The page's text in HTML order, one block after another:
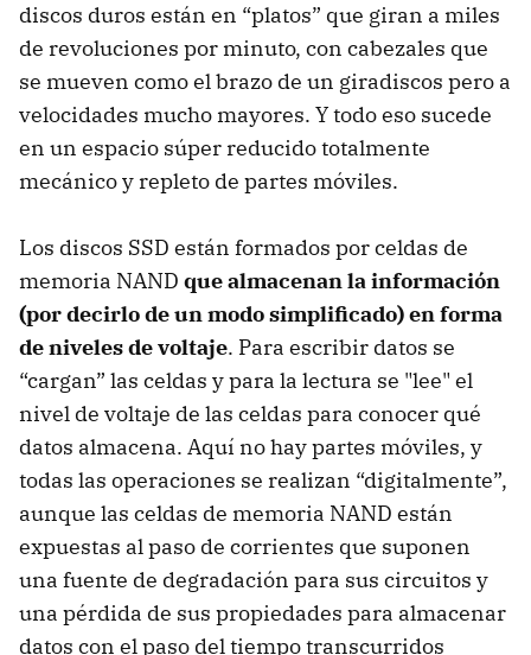
discos duros están en “platos” que giran a miles
de revoluciones por minuto, con cabezales que
se mueven como el brazo de un giradiscos pero a
velocidades mucho mayores. Y todo eso sucede
en un espacio súper reducido totalmente
mecánico y repleto de partes móviles.
Los discos SSD están formados por celdas de
memoria NAND que almacenan la información
(por decirlo de un modo simplificado) en forma
de niveles de voltaje. Para escribir datos se
“cargan” las celdas y para la lectura se "lee" el
nivel de voltaje de las celdas para conocer qué
datos almacena. Aquí no hay partes móviles, y
todas las operaciones se realizan “digitalmente”,
aunque las celdas de memoria NAND están
expuestas al paso de corrientes que suponen
una fuente de degradación para sus circuitos y
una pérdida de sus propiedades para almacenar
datos con el paso del tiempo transcurridos